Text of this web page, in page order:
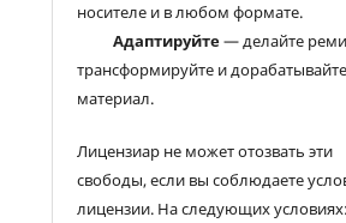
носителе и в любом формате.
Адаптируйте— делайте
трансформируйте и дорабатывайте
материал.
Лицензиар не может отозвать эти
свободы, если вы соблюдаете
лицензии. На следующих условиях: